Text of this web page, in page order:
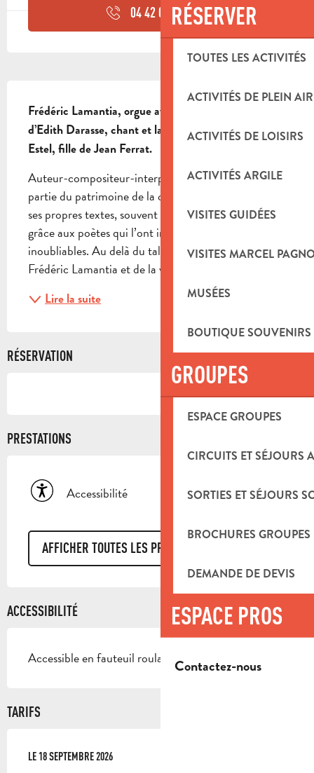
RÉSERVER
TOUTES LES ACTIVITÉS
ACTIVITÉS DE PLEIN AIR
ACTIVITÉS DE LOISIRS
ACTIVITÉS ARGILE
VISITES GUIDÉES
VISITES MARCEL
MUSÉES
BOUTIQUE
GROUPES
ESPACE GROUPES
CIRCUITS ET SÉJOURS
SORTIES ET SÉJOURS
BROCHURES GROUPES
DEMANDE DE DEVIS
ESPACE PROS
Contactez-nous
04 42 04 05▒▒
Frédéric Lamantia, orgue avec la participation
d’Edith Darasse, chant et la présence de Véronique
Estel, fille de Jean Ferrat.
Auteur-compositeur-interprète, Jean Ferrat fait
partie du patrimoine de la chanson française grâce à
ses propres textes, souvent engagés, mais également
grâce aux poètes qui l’ont inspiré pour des mélodies
inoubliables. Au delà du talent de l’organiste
Frédéric Lamantia et de la voix sensuelle...
Lire la suite
RÉSERVATION
PRESTATIONS
Accessibilité
AFFICHER TOUTES LES PRESTATIONS
ACCESSIBILITÉ
Accessible en fauteuil roulant avec aide
TARIFS
LE 18 SEPTEMBRE 2026
LE 18 SEPTEMBRE 2026